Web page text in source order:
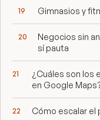
Gimnasios y
Negocios sin
sí pauta
¿Cuáles son los
en Google
Cómo escalar el